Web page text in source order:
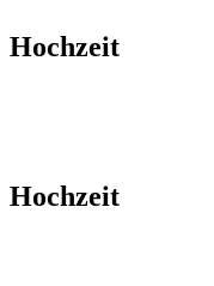
Hochzeit
Hochzeit